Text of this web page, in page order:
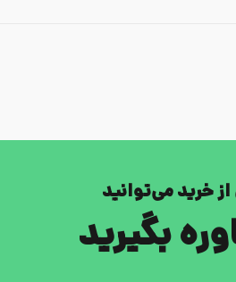
خرید می‌توانید
بگیرید